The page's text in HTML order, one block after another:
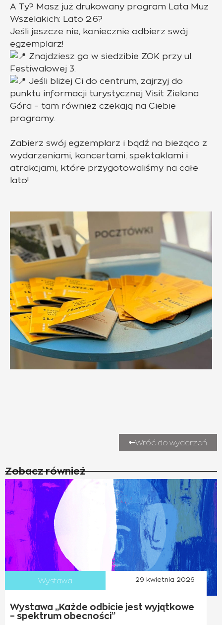
A Ty? Masz już drukowany program Lata Muz
Wszelakich: Lato 2.6?
Jeśli jeszcze nie, koniecznie odbierz swój
egzemplarz!
Znajdziesz go w siedzibie ZOK przy ul.
Festiwalowej 3.
Jeśli bliżej Ci do centrum, zajrzyj do
punktu informacji turystycznej Visit Zielona
Góra – tam również czekają na Ciebie
programy.
Zabierz swój egzemplarz i bądź na bieżąco z
wydarzeniami, koncertami, spektaklami i
atrakcjami, które przygotowaliśmy na całe
lato!
Wróć do wydarzeń
Zobacz również
Wystawa 29 kwietnia 2026
Wystawa „Każde odbicie jest wyjątkowe
– spektrum obecności”